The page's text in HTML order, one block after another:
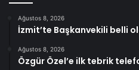
Ağustos 8, 2026
İzmit’te Başkanvekili belli
Ağustos 8, 2026
Özgür Özel’e ilk tebrik